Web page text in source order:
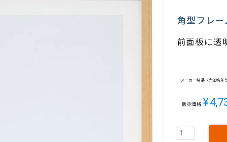
角型フレ
前面板に透
メーカー希望小売価格 ¥
販売価格 ¥